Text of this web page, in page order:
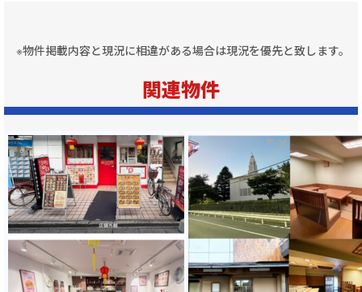
※物件掲載内容と現況に相違がある場合は現況を優先と致します。
関連物件